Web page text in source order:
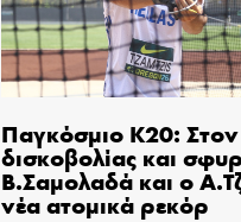
Παγκόσμιο Κ20: Στον
δισκοβολίας και
Β.Σαμολαδά και ο
νέα ατομικά ρεκόρ